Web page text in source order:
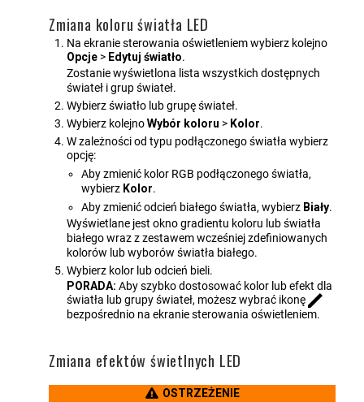
Zmiana koloru światła LED
Na ekranie sterowania oświetleniem wybierz kolejno
Opcje > Edytuj światło.
Zostanie wyświetlona lista wszystkich dostępnych
świateł i grup świateł.
Wybierz światło lub grupę świateł.
Wybierz kolejnoWybór koloru > Kolor.
W zależności od typu podłączonego światła wybierz
opcję:
Aby zmienić kolor RGB podłączonego światła,
wybierz Kolor.
Aby zmienić odcień białego światła, wybierz Biały.
Wyświetlane jest okno gradientu koloru lub światła
białego wraz z zestawem wcześniej zdefiniowanych
kolorów lub wyborów światła białego.
Wybierz kolor lub odcień bieli.
PORADA: Aby szybko dostosować kolor lub efekt dla
światła lub grupy świateł, możesz wybrać ikonę
bezpośrednio na ekranie sterowania oświetleniem.
Zmiana efektów świetlnych LED
OSTRZEŻENIE